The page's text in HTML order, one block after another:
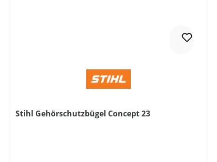
Stihl Gehörschutzbügel Concept 23